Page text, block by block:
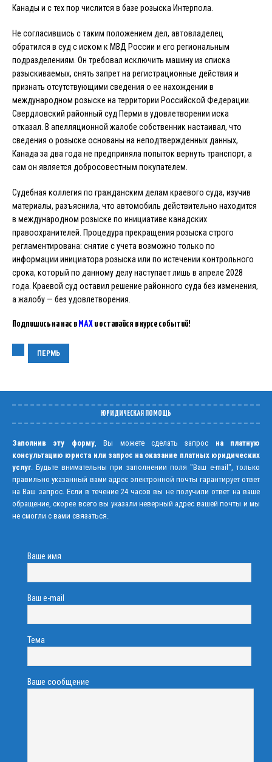
Канады и с тех пор числится в базе розыска Интерпола.
Не согласившись с таким положением дел, автовладелец
обратился в суд с иском к МВД России и его региональным
подразделениям. Он требовал исключить машину из списка
разыскиваемых, снять запрет на регистрационные действия и
признать отсутствующими сведения о ее нахождении в
международном розыске на территории Российской Федерации.
Свердловский районный суд Перми в удовлетворении иска
отказал. В апелляционной жалобе собственник настаивал, что
сведения о розыске основаны на неподтвержденных данных,
Канада за два года не предприняла попыток вернуть транспорт, а
сам он является добросовестным покупателем.
Судебная коллегия по гражданским делам краевого суда, изучив
материалы, разъяснила, что автомобиль действительно находится
в международном розыске по инициативе канадских
правоохранителей. Процедура прекращения розыска строго
регламентирована: снятие с учета возможно только по
информации инициатора розыска или по истечении контрольного
срока, который по данному делу наступает лишь в апреле 2028
года. Краевой суд оставил решение районного суда без изменения,
а жалобу — без удовлетворения.
Подпишись на нас в MAX и оставайся в курсе событий!
ПЕРМЬ
ЮРИДИЧЕСКАЯ ПОМОЩЬ
Заполнив эту форму, Вы можете сделать запрос на платную
консультацию юриста или запрос на оказание платных юридических
услуг. Будьте внимательны при заполнении поля "Ваш e-mail", только
правильно указанный вами адрес электронной почты гарантирует ответ
на Ваш запрос. Если в течение 24 часов вы не получили ответ на ваше
обращение, скорее всего вы указали неверный адрес вашей почты и мы
не смогли с вами связаться.
Ваше имя
Ваш e-mail
Тема
Ваше сообщение